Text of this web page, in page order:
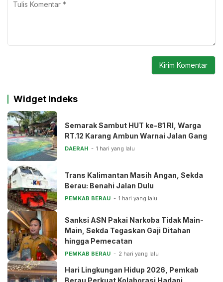
Widget Indeks
Semarak Sambut HUT ke-81 RI, Warga
RT.12 Karang Ambun Warnai Jalan Gang
DAERAH 1 hari yang lalu
Trans Kalimantan Masih Angan, Sekda
Berau: Benahi Jalan Dulu
PEMKAB BERAU 1 hari yang lalu
Sanksi ASN Pakai Narkoba Tidak Main-
Main, Sekda Tegaskan Gaji Ditahan
hingga Pemecatan
PEMKAB BERAU 2 hari yang lalu
Hari Lingkungan Hidup 2026, Pemkab
Berau Perkuat Kolaborasi Hadapi